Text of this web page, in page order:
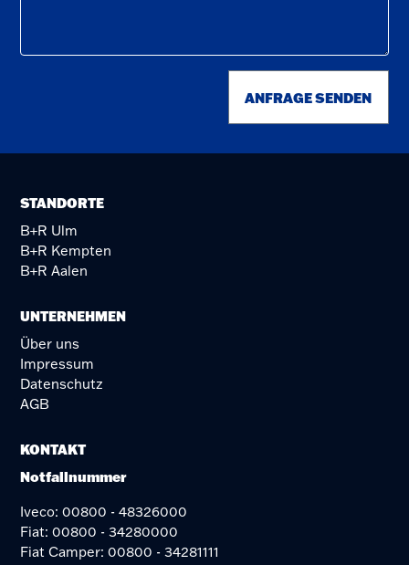
ANFRAGE SENDEN
STANDORTE
B+R Ulm
B+R Kempten
B+R Aalen
UNTERNEHMEN
Über uns
Impressum
Datenschutz
AGB
KONTAKT
Notfallnummer
Iveco: 00800 - 48326000
Fiat: 00800 - 34280000
Fiat Camper: 00800 - 34281111